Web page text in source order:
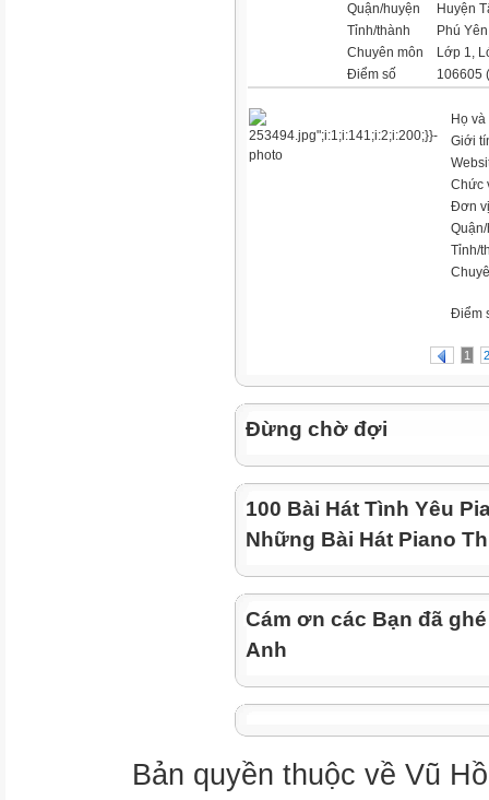
Quận/huyện
Huyện
Tỉnh/thành
Phú Yên
Chuyên môn
Lớp 1,
Điểm số
106605 (
Họ và
Giới
Chức
Đơn vị
Tỉnh/
Điểm
1 2
Đừng chờ đợi
100 Bài Hát Tình Yêu
Những Bài Hát Piano
Cám ơn các Bạn đã
Anh
Bản quyền thuộc về Vũ